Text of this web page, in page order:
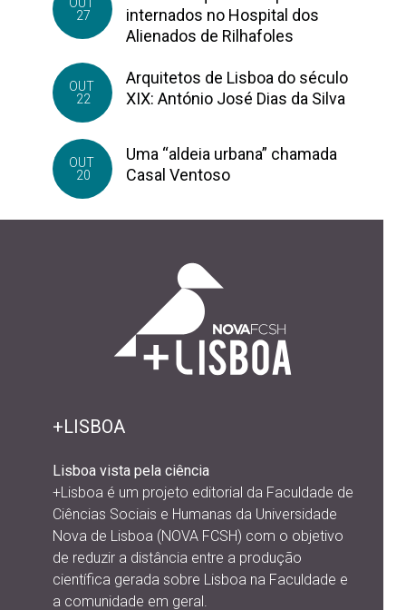
27
internados no Hospital dos
Alienados de Rilhafoles
OUT
22
Arquitetos de Lisboa do século
XIX: António José Dias da Silva
OUT
20
Uma “aldeia urbana” chamada
Casal Ventoso
+LISBOA
Lisboa vista pela ciência
+Lisboa é um projeto editorial da Faculdade de
Ciências Sociais e Humanas da Universidade
Nova de Lisboa (NOVA FCSH) com o objetivo
de reduzir a distância entre a produção
científica gerada sobre Lisboa na Faculdade e
a comunidade em geral.